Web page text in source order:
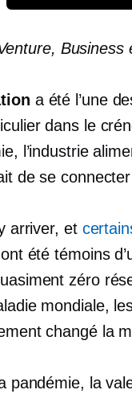
a été l’une
dans le
l’industrie
de se
arriver, et
été témoins
zéro
mondiale,
changé la
pandémie, la